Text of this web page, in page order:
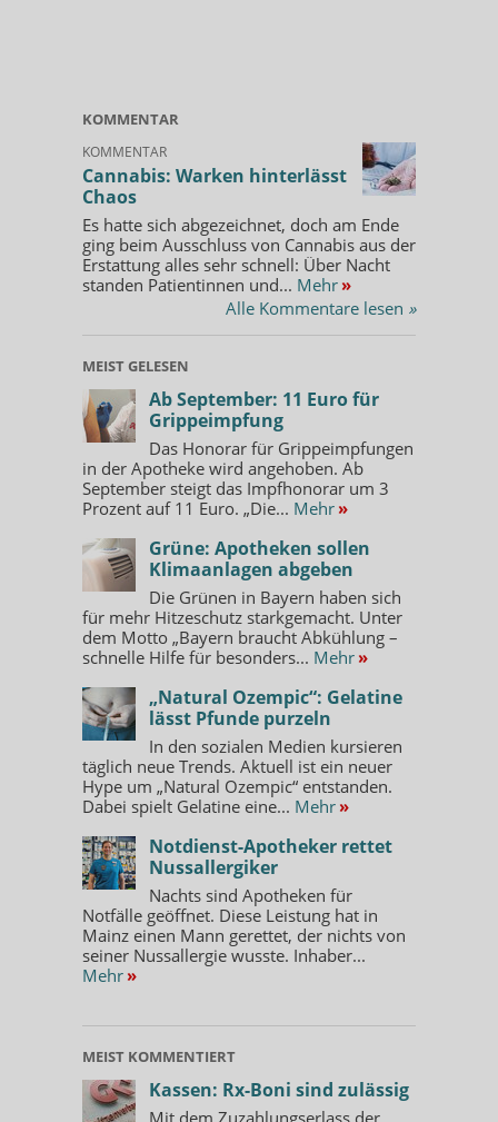
KOMMENTAR
KOMMENTAR
Cannabis: Warken hinterlässt
Chaos
Es hatte sich abgezeichnet, doch am Ende
ging beim Ausschluss von Cannabis aus der
Erstattung alles sehr schnell: Über Nacht
standen Patientinnen und... Mehr »
Alle Kommentare lesen »
MEIST GELESEN
Ab September: 11 Euro für
Grippeimpfung
Das Honorar für Grippeimpfungen
in der Apotheke wird angehoben. Ab
September steigt das Impfhonorar um 3
Prozent auf 11 Euro. „Die... Mehr »
Grüne: Apotheken sollen
Klimaanlagen abgeben
Die Grünen in Bayern haben sich
für mehr Hitzeschutz starkgemacht. Unter
dem Motto „Bayern braucht Abkühlung –
schnelle Hilfe für besonders... Mehr »
„Natural Ozempic“: Gelatine
lässt Pfunde purzeln
In den sozialen Medien kursieren
täglich neue Trends. Aktuell ist ein neuer
Hype um „Natural Ozempic“ entstanden.
Dabei spielt Gelatine eine... Mehr »
Notdienst-Apotheker rettet
Nussallergiker
Nachts sind Apotheken für
Notfälle geöffnet. Diese Leistung hat in
Mainz einen Mann gerettet, der nichts von
seiner Nussallergie wusste. Inhaber...
Mehr »
MEIST KOMMENTIERT
Kassen: Rx-Boni sind zulässig
Mit dem Zuzahlungserlass der